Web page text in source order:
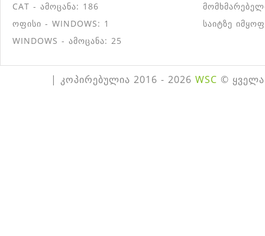
CAT - ამოცანა: 186
ოფისი - WINDOWS: 1
WINDOWS - ამოცანა: 25
საიტზე
| კოპირებულია 2016 - 2026 WSC ©